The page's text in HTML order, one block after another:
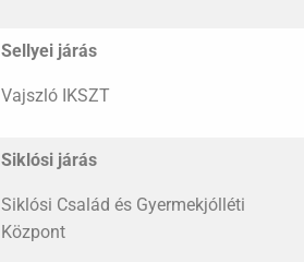
Sellyei járás
Vajszló IKSZT
Siklósi járás
Siklósi Család és Gyermekjólléti
Központ